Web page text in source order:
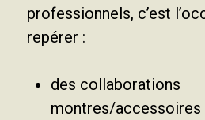
professionnels, c’est
repérer :
des collaborations
montres/accessoires